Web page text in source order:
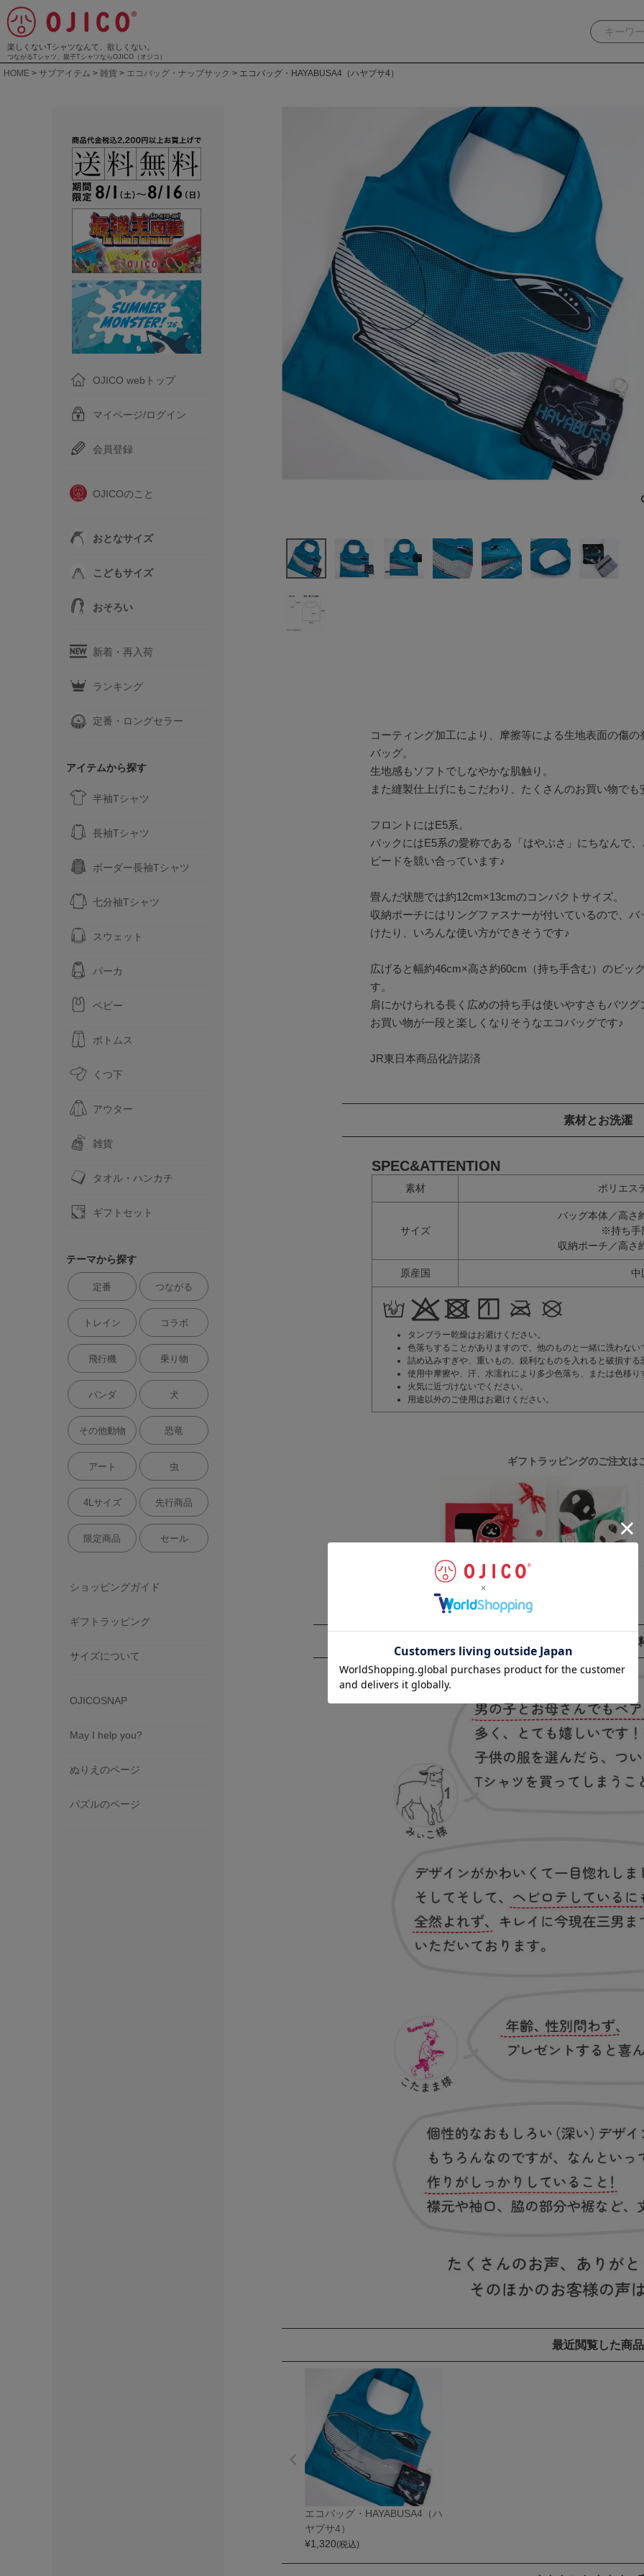
楽しくないTシャツなんて、欲しくない。
つながるTシャツ、親子TシャツならOJICO（オジコ）
HOME サブアイテム 雑貨 エコバッグ・ナップサック エコバッグ・HAYABUSA4（ハヤブサ4）
OJICO webトップ
マイページ/ログイン
会員登録
OJICOのこと
おとなサイズ
こどもサイズ
おそろい
新着・再入荷
ランキング
定番・ロングセラー
アイテムから探す
半袖Tシャツ
長袖Tシャツ
ボーダー長袖Tシャツ
七分袖Tシャツ
スウェット
パーカ
ベビー
ボトムス
くつ下
アウター
雑貨
タオル・ハンカチ
ギフトセット
テーマから探す
定番 つながる
トレイン コラボ
飛行機 乗り物
パンダ 犬
その他動物 恐竜
アート 虫
4Lサイズ 先行商品
限定商品 セール
ショッピングガイド
ギフトラッピング
サイズについて
OJICOSNAP
May I help you?
ぬりえのページ
パズルのページ
コーティング加工により、摩擦等による生地表面の傷
バッグ。
生地感もソフトでしなやかな肌触り。
また縫製仕上げにもこだわり、たくさんのお買い物でも
フロントにはE5系。
バックにはE5系の愛称である「はやぶさ」にちなんで
ピードを競い合っています♪
畳んだ状態では約12cm×13cmのコンパクトサイズ。
収納ポーチにはリングファスナーが付いているので、
けたり、いろんな使い方ができそうです♪
広げると幅約46cm×高さ約60cm（持ち手含む）のビッ
す。
肩にかけられる長く広めの持ち手は使いやすさもバツ
お買い物が一段と楽しくなりそうなエコバッグです♪
JR東日本商品化許諾済
素材とお洗濯
SPEC&ATTENTION
素材 ポリエス
サイズ
バッグ本体／高さ
※持ち手
収納ポーチ／高さ
原産国 中
タンブラー乾燥はお避けください。
色落ちすることがありますので、他のものと一緒に洗わない
詰め込みすぎや、重いもの、鋭利なものを入れると破損す
使用中摩擦や、汗、水濡れにより多少色落ち、または色移り
火気に近づけないでください。
用途以外のご使用はお避けください。
ギフトラッピングのご注文は
（一部抜
最近閲覧した商品
エコバッグ・HAYABUSA4（ハ
ヤブサ4）
¥1,320(税込)